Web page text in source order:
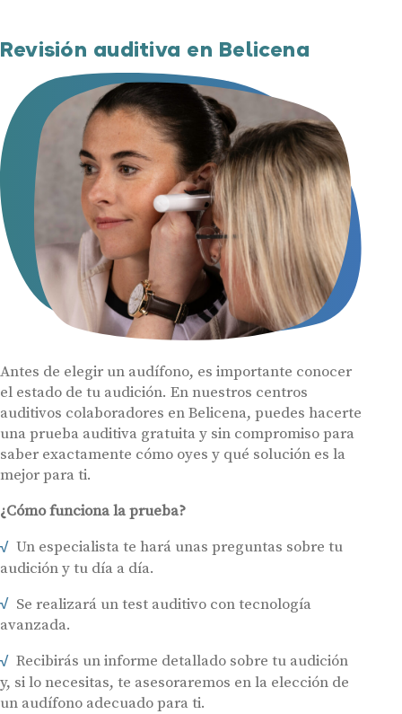
Revisión auditiva en Belicena
Antes de elegir un audífono, es importante conocer
el estado de tu audición. En nuestros centros
auditivos colaboradores en Belicena, puedes hacerte
una prueba auditiva gratuita y sin compromiso para
saber exactamente cómo oyes y qué solución es la
mejor para ti.
¿Cómo funciona la prueba?
Un especialista te hará unas preguntas sobre tu
audición y tu día a día.
Se realizará un test auditivo con tecnología
avanzada.
Recibirás un informe detallado sobre tu audición
y, si lo necesitas, te asesoraremos en la elección de
un audífono adecuado para ti.